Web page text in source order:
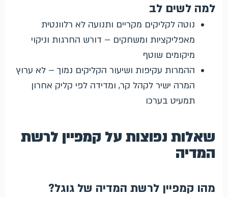
למה לשים לב
נוטה לקליקים מקריים ותנועה לא רלוונטית
מאפליקציות ומשחקים – דורש החרגות וניקוי
מיקומים שוטף
ההמרות עקיפות ושיעור הקליקים נמוך – לא ערוץ
המרה ישיר לקהל קר, ומדידה לפי קליק אחרון
תמעיט בערכו
שאלות נפוצות על קמפיין לרשת
המדיה
מהו קמפיין לרשת המדיה של גוגל?